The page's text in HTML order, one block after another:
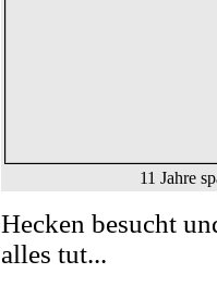
11 Jahre
Hecken besucht
alles tut...